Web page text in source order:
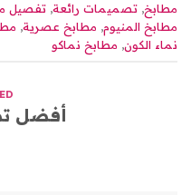
مطابخ, تصميمات رائعة, تفصيل
مطابخ المنيوم, مطابخ عصرية,
نماء الكون, مطابخ نماكو
أفضل